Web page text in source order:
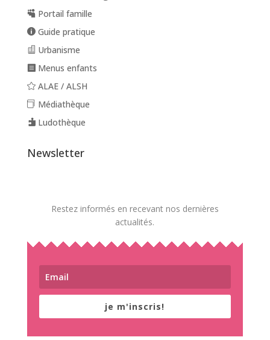
Portail famille
Guide pratique
Urbanisme
Menus enfants
ALAE / ALSH
Médiathèque
Ludothèque
Newsletter
Restez informés en recevant nos dernières
actualités.
je m'inscris!